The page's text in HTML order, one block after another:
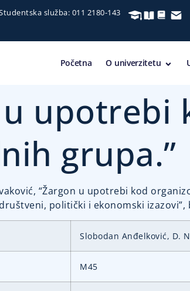
služba: 011 2180-143
Početna O univerzitetu
u upotrebi
grupa.”
“Žargon u upotrebi kod
politički i ekonomski izazovi”,
Slobodan Anđelković, D.
M45